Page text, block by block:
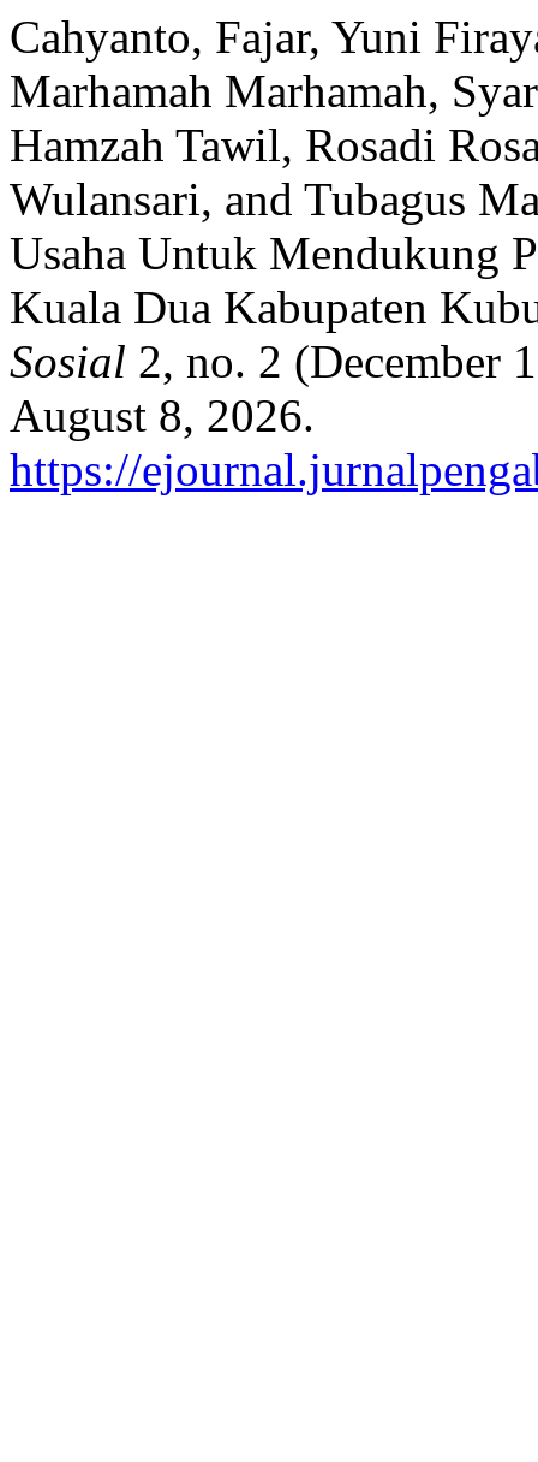
Cahyanto, Fajar, Yuni
Marhamah Marhamah,
Hamzah Tawil, Rosadi
Wulansari, and Tubagus
Usaha Untuk Mendukung
Kuala Dua Kabupaten
Sosial 2, no. 2 (December
August 8, 2026.
https://